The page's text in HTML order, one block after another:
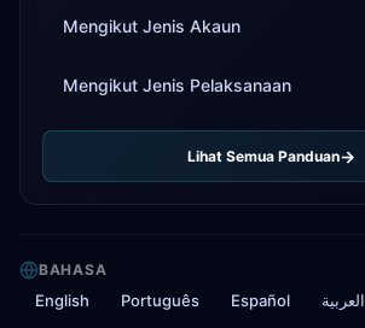
Mengikut Jenis Akaun
Mengikut Jenis Pelaksanaan
Lihat Semua Panduan
BAHASA
English Português Español العربية